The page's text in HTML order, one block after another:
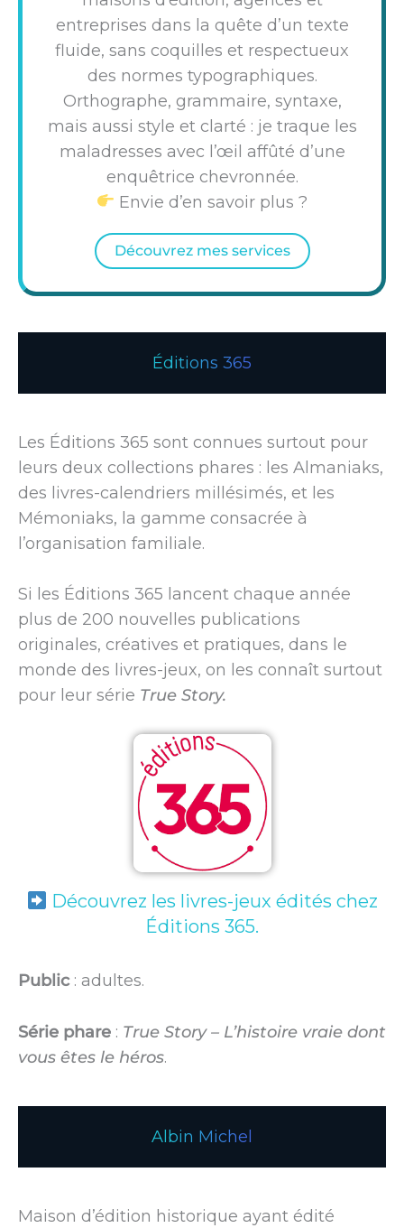
entreprises dans la quête d’un texte
fluide, sans coquilles et respectueux
des normes typographiques.
Orthographe, grammaire, syntaxe,
mais aussi style et clarté : je traque les
maladresses avec l’œil affûté d’une
enquêtrice chevronnée.
Envie d’en savoir plus ?
Découvrez mes services
Éditions 365
Les Éditions 365 sont connues surtout pour
leurs deux collections phares : les Almaniaks,
des livres-calendriers millésimés, et les
Mémoniaks, la gamme consacrée à
l’organisation familiale.
Si les Éditions 365 lancent chaque année
plus de 200 nouvelles publications
originales, créatives et pratiques, dans le
monde des livres-jeux, on les connaît surtout
pour leur série True Story.
Découvrez les livres-jeux édités chez
Éditions 365.
Public: adultes.
Série phare : True Story – L’histoire vraie dont
vous êtes le héros.
Albin Michel
Maison d’édition historique ayant édité